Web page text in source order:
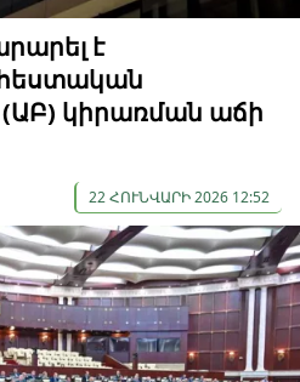
է
կիրառման աճի
22 ՀՈՒՆՎԱՐԻ 2026 12:52